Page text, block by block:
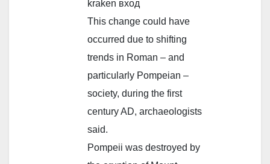
kraken вход
This change could have
occurred due to shifting
trends in Roman – and
particularly Pompeian –
society, during the first
century AD, archaeologists
said.
Pompeii was destroyed by